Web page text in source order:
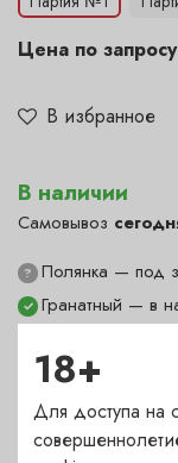
В избранное
Цена по запросу
В наличии
Самовывоз
✓ Гранатный — в
? Полянка — под
Пречистенка —
Садовническая
18+
Для доступа на